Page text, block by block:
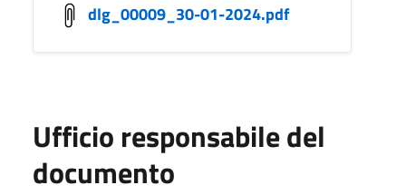
dlg_00009_30-01-2024.pdf
Ufficio responsabile del
documento